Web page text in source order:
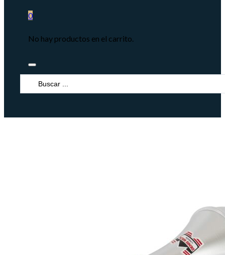
0
No hay productos en el carrito.
Search
...